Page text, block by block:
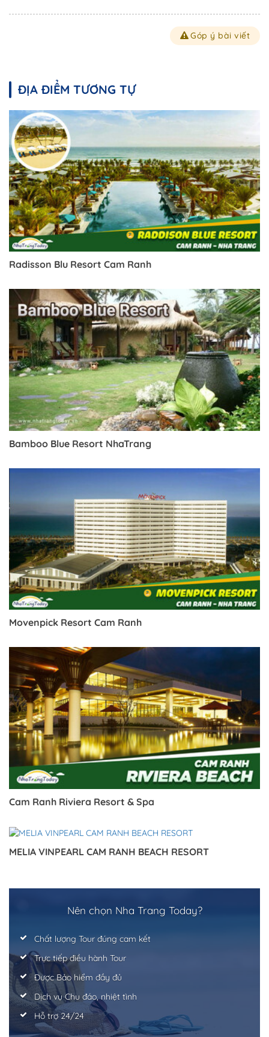
Góp ý bài viết
ĐỊA ĐIỂM TƯƠNG TỰ
Radisson Blu Resort Cam Ranh
Bamboo Blue Resort NhaTrang
Movenpick Resort Cam Ranh
Cam Ranh Riviera Resort & Spa
MELIA VINPEARL CAM RANH BEACH RESORT
Nên chọn Nha Trang Today?
Chất lượng Tour đúng cam kết
Trực tiếp điều hành Tour
Được Bảo hiểm đầy đủ
Dịch vụ Chu đáo, nhiệt tình
Hỗ trợ 24/24